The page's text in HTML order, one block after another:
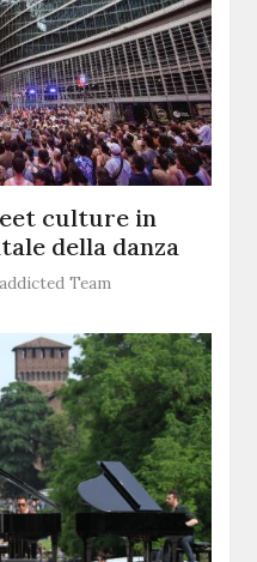
culture in
della danza
Team